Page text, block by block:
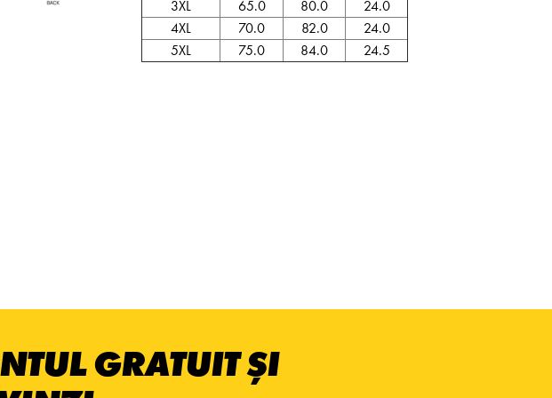
3XL 65.0 80.0
24.0
4XL
70.0 82.0
24.0
5XL
75.0 84.0 24.5
GRATUIT ȘI